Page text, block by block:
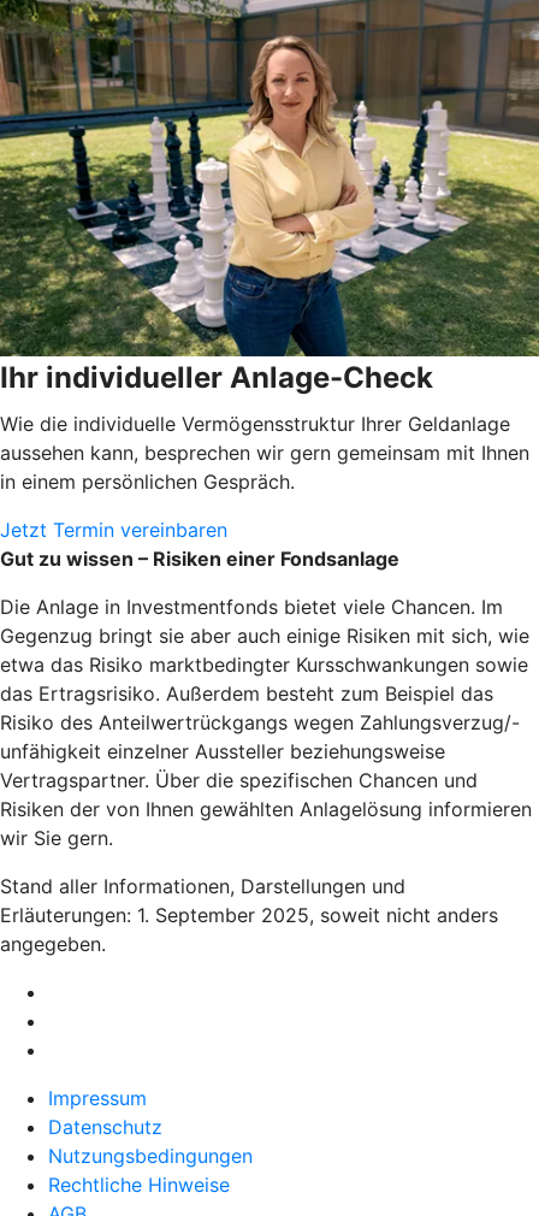
Ihr individueller Anlage-Check
Wie die individuelle Vermögensstruktur Ihrer Geldanlage
aussehen kann, besprechen wir gern gemeinsam mit Ihnen
in einem persönlichen Gespräch.
Jetzt Termin vereinbaren
Gut zu wissen – Risiken einer Fondsanlage
Die Anlage in Investmentfonds bietet viele Chancen. Im
Gegenzug bringt sie aber auch einige Risiken mit sich, wie
etwa das Risiko marktbedingter Kursschwankungen sowie
das Ertragsrisiko. Außerdem besteht zum Beispiel das
Risiko des Anteilwertrückgangs wegen Zahlungsverzug/-
unfähigkeit einzelner Aussteller beziehungsweise
Vertragspartner. Über die spezifischen Chancen und
Risiken der von Ihnen gewählten Anlagelösung informieren
wir Sie gern.
Stand aller Informationen, Darstellungen und
Erläuterungen: 1. September 2025, soweit nicht anders
angegeben.
Impressum
Datenschutz
Nutzungsbedingungen
Rechtliche Hinweise